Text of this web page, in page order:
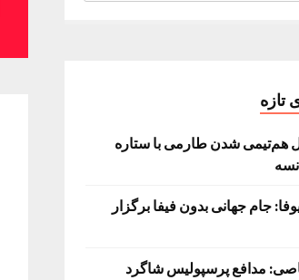
تازه
هم‌تیمی شدن طارمی با ستاره
جام جهانی بدون فیفا برگزار
مدافع پرسپولیس شاگرد